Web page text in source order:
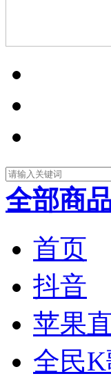
全部商
首页
抖音
苹果
全民K